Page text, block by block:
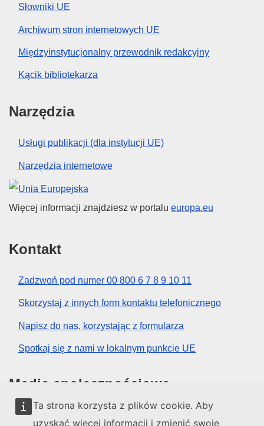
Ta strona korzysta z plików cookie. Aby
uzyskać więcej informacji i zmienić swoje
Słowniki UE
Archiwum stron internetowych UE
Międzyinstytucjonalny przewodnik redakcyjny
Kącik bibliotekarza
Narzędzia
Usługi publikacji (dla instytucji UE)
Narzędzia internetowe
Unia Europejska
Więcej informacji znajdziesz w portalu europa.eu
Kontakt
Zadzwoń pod numer 00 800 6 7 8 9 10 11
Skorzystaj z innych form kontaktu telefonicznego
Napisz do nas, korzystając z formularza
Spotkaj się z nami w lokalnym punkcie UE
Media społecznościowe
Obserwuj UE w mediach społecznościowych